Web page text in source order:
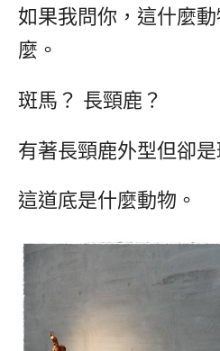
如果我問你，這什麼
麼。
斑馬？ 長頸鹿？
有著長頸鹿外型但卻是
這道底是什麼動物。